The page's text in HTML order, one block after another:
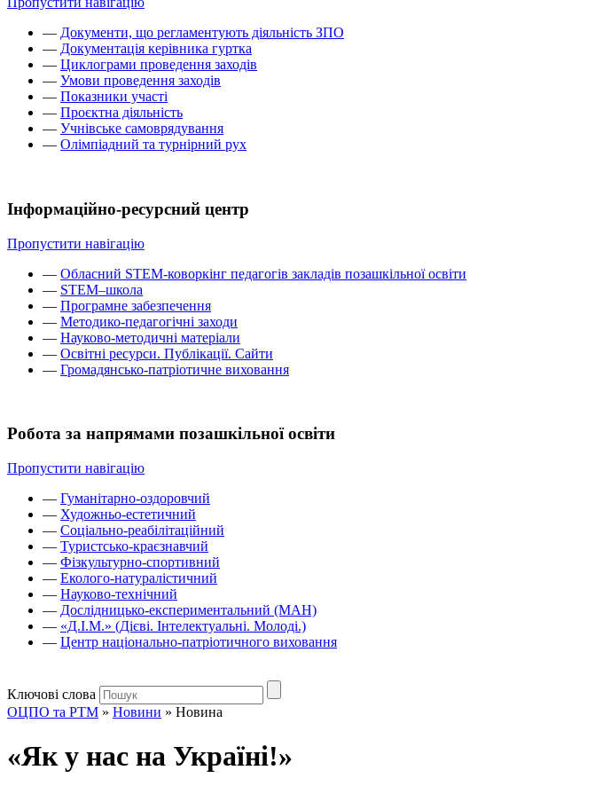
— Документи, що регламентують діяльність ЗПО
— Документація керівника гуртка
— Циклограми проведення заходів
— Умови проведення заходів
— Показники участі
— Проєктна діяльність
— Учнівське самоврядування
— Олімпіадний та турнірний рух
Інформаційно-ресурсний центр
Пропустити навігацію
— Обласний STEM-коворкінг педагогів закладів позашкільної освіти
— STEM–школа
— Програмне забезпечення
— Методико-педагогічні заходи
— Науково-методичні матеріали
— Освітні ресурси. Публікації. Сайти
— Громадянсько-патріотичне виховання
Робота за напрямами позашкільної освіти
Пропустити навігацію
— Гуманітарно-оздоровчий
— Художньо-естетичний
— Соціально-реабілітаційний
— Туристсько-краєзнавчий
— Фізкультурно-спортивний
— Еколого-натуралістичний
— Науково-технічний
— Дослідницько-експериментальний (МАН)
— «Д.І.М.» (Дієві. Інтелектуальні. Молоді.)
— Центр національно-патріотичного виховання
Ключові слова
ОЦПО та РТМ » Новини » Новина
«Як у нас на Україні!»